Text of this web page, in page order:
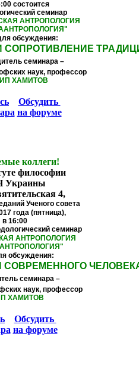
состоится
семинар
АНТРОПОЛОГИЯ
"
обсуждения:
СОПРОТИВЛЕНИЕ
семинара –
наук, профессор
ХАМИТОВ
Обсудить
на форуме
коллеги!
философии
Украины
4,
Ученого совета
года (пятница),
в 16:00
семинар
АНТРОПОЛОГИЯ
"
обсуждения:
СОВРЕМЕННОГО
семинара –
наук, профессор
ХАМИТОВ
Обсудить
на форуме